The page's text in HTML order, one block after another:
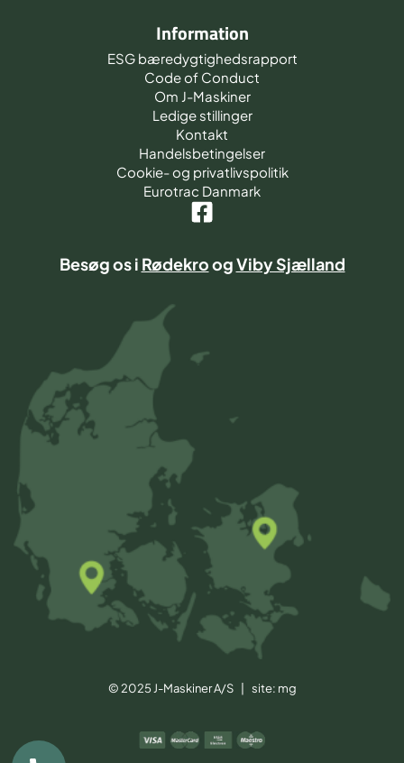
Information
ESG bæredygtighedsrapport
Code of Conduct
Om J-Maskiner
Ledige stillinger
Kontakt
Handelsbetingelser
Cookie- og privatlivspolitik
Eurotrac Danmark
Besøg os i RødekroogViby Sjælland
© 2025 J-Maskiner A/S | site: mg